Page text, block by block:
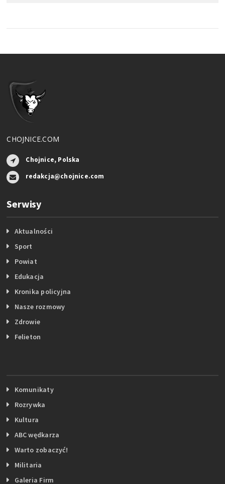
CHOJNICE.COM
Chojnice, Polska
redakcja@chojnice.com
Serwisy
Aktualności
Sport
Powiat
Edukacja
Kronika policyjna
Nasze rozmowy
Zdrowie
Felieton
Komunikaty
Rozrywka
Kultura
ABC wędkarza
Warto zobaczyć!
Militaria
Galeria Firm